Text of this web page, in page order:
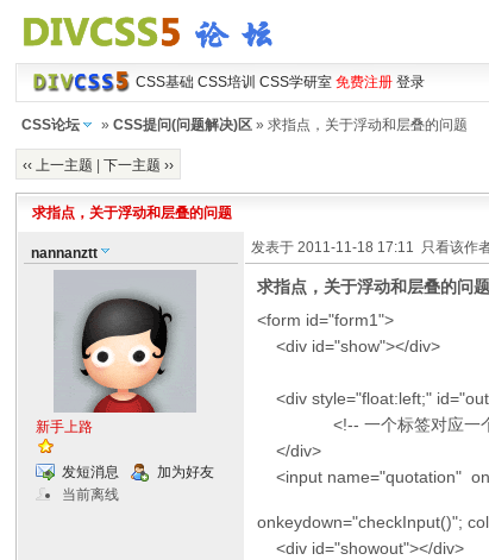
CSS基础 CSS培训 CSS学研室 免费注册 登录
CSS论坛 »CSS提问(问题解决)区 » 求指点，关于浮动和层叠的问题
‹‹ 上一主题 |下一主题 ››
求指点，关于浮动和层叠的问题
nannanztt
新手上路
发短消息
加为好友
当前离线
发表于 2011-11-18 17:11 只看该作
求指点，关于浮动和层叠的问题
<form id="form1">
<div id="show"></div>
<div style="float:left;"
<!-- 一个标签对应一
</div>
<input name="quotation"
onkeydown="checkInput()";
<div id="showout"></div>